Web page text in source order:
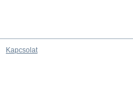
Kapcsolat